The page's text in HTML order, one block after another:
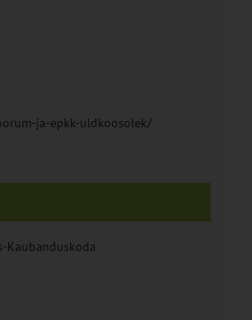
ja-epkk-uldkoosolek/
Kaubanduskoda